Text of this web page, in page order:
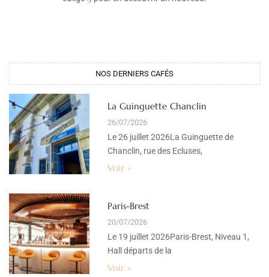
NOS DERNIERS CAFÉS
La Guinguette Chanclin
26/07/2026
Le 26 juillet 2026La Guinguette de
Chanclin, rue des Ecluses,
Voir »
Paris-Brest
20/07/2026
Le 19 juillet 2026Paris-Brest, Niveau 1,
Hall départs de la
Voir »